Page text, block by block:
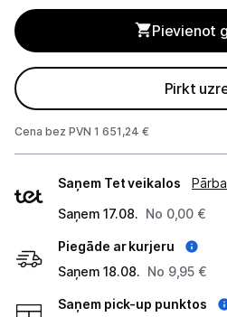
Spēļu konsoles un
Projektori un ekrāni
Tīkla iekārtas
Drukas iekārtas
Biroja piederumi
Telefoni,
Pievienot
Pirkt
Cena bez PVN 1 651,24 €
veidi
Saņem Tet veikalos
Saņem 17.08. No 0,00 €
Piegāde ar kurjeru
Saņem 18.08. No 9,95 €
Saņem pick-up punktos